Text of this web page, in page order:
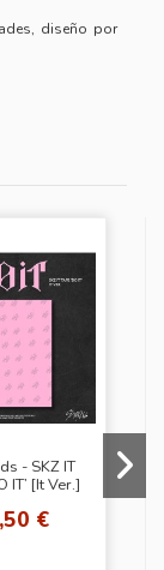
diseño por
- SKZ IT
IT’ [It Ver.]
Music)
€